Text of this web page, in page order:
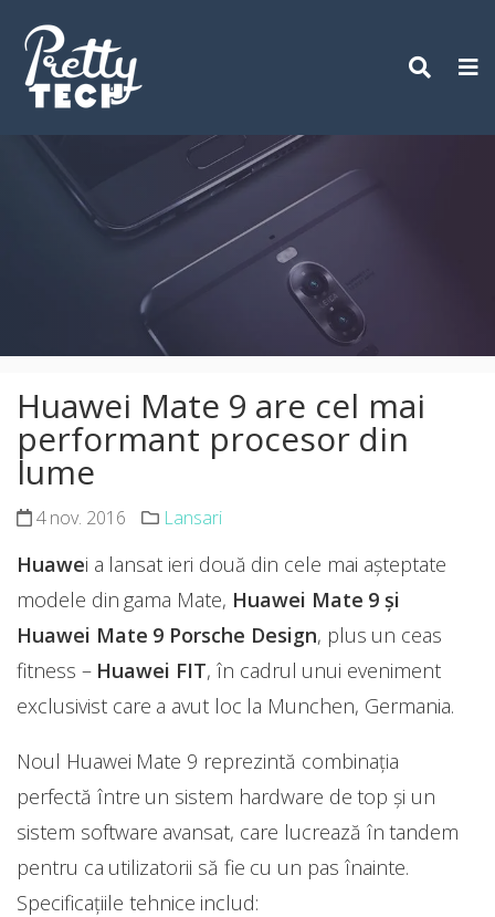
content
Huawei Mate 9 are cel mai
performant procesor din
lume
4 nov. 2016 Lansari
Huawei a lansat ieri două din cele mai așteptate
modele din gama Mate, Huawei Mate 9 și
Huawei Mate 9 Porsche Design, plus un ceas
fitness – Huawei FIT, în cadrul unui eveniment
exclusivist care a avut loc la Munchen, Germania.
Noul Huawei Mate 9 reprezintă combinația
perfectă între un sistem hardware de top și un
sistem software avansat, care lucrează în tandem
pentru ca utilizatorii să fie cu un pas înainte.
Specificațiile tehnice includ: